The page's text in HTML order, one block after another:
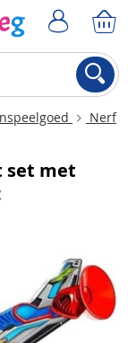
Nerf
set met